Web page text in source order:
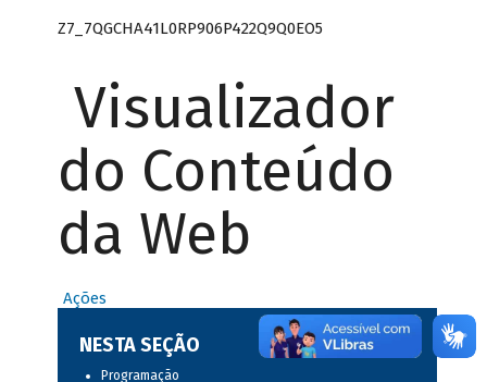
Z7_7QGCHA41L0RP906P422Q9Q0EO5
Visualizador
do Conteúdo
da Web
Ações
NESTA SEÇÃO
Programação